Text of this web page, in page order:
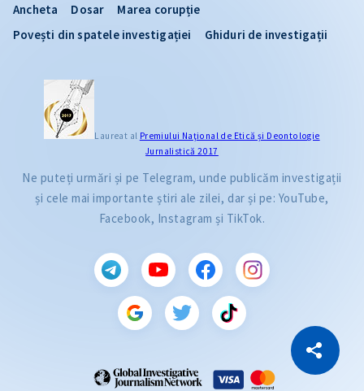
Copiază Link
Ancheta Dosar
Marea corupție
Povești din spatele investigației
Ghiduri de investigații
Laureat al Premiului Naţional de Etică și Deontologie
Jurnalistică 2017
Ne puteți urmări și pe Telegram, unde publicăm investigații
și cele mai importante știri ale zilei, dar și pe: YouTube,
Facebook, Instagram și TikTok.